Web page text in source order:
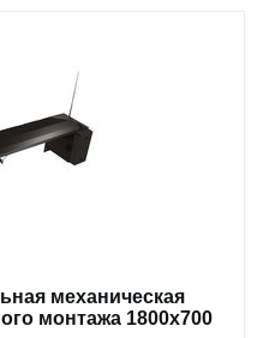
механическая
монтажа 1800х700